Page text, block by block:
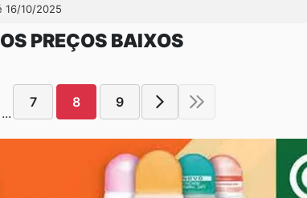
16/10/2025
PREÇOS BAIXOS
...
7 8 9